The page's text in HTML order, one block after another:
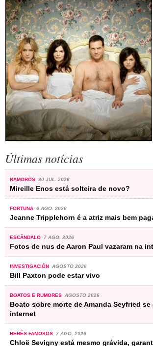
Últimas notícias
NAMOROS 30 JUL. 2026
Mireille Enos está solteira de novo?
FORTUNA 6 AGO. 2026
Jeanne Tripplehorn é a atriz mais bem
ESCÂNDALO 7 AGO. 2026
Fotos de nus de Aaron Paul vazaram na
INVESTIGACIÓN AGOSTO 2026
Bill Paxton pode estar vivo
BOATOS E RUMORES AGOSTO 2026
Boato sobre morte de Amanda Seyfried se
internet
BEBÉS FAMOSOS 7 AGO. 2026
Chloë Sevigny está mesmo grávida,